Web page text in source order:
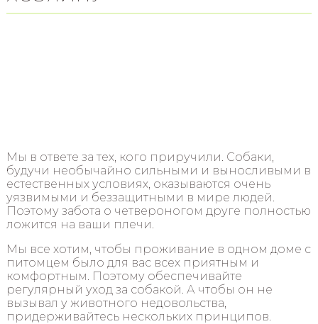
Мы в ответе за тех, кого приручили. Собаки,
будучи необычайно сильными и выносливыми в
естественных условиях, оказываются очень
уязвимыми и беззащитными в мире людей.
Поэтому забота о четвероногом друге полностью
ложится на ваши плечи.
Мы все хотим, чтобы проживание в одном доме с
питомцем было для вас всех приятным и
комфортным. Поэтому обеспечивайте
регулярный уход за собакой. А чтобы он не
вызывал у животного недовольства,
придерживайтесь нескольких принципов.